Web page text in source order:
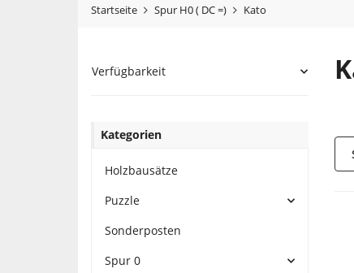
Startseite Spur H0 ( DC =) Kato
Verfügbarkeit
Kategorien
Holzbausätze
Puzzle
Sonderposten
Spur 0